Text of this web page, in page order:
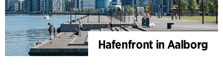
Hafenfront in Aalborg